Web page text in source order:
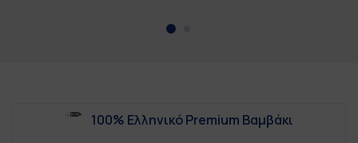
100% Ελληνικό Premium Βαμβάκι